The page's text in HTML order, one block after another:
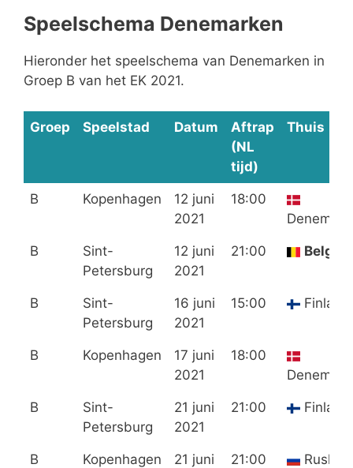
Speelschema Denemarken
Hieronder het speelschema van Denemarken in
Groep B van het EK 2021.
Groep Speelstad Datum
Aftrap
(NL
tijd)
Thuis
B Kopenhagen
12 juni
2021
18:00
B
Sint-
Petersburg
12 juni
2021
21:00 België
B
Sint-
Petersburg
16 juni
2021
15:00 Finland
B Kopenhagen
17 juni
2021
18:00
B
Sint-
Petersburg
21 juni
2021
21:00 Finland
B Kopenhagen
21 juni
21:00